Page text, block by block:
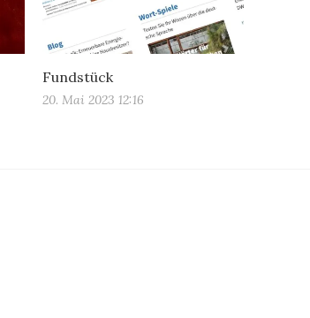
Fundstück
20. Mai 2023 12:16